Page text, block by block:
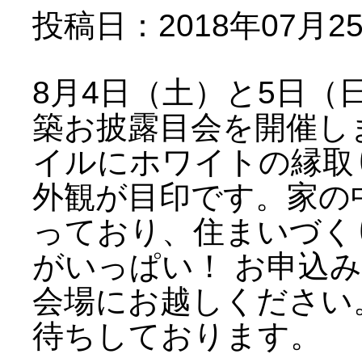
投稿日：2018年07月
8月4日（土）と5日（
築お披露目会を開催
イルにホワイトの縁
外観が目印です。家
っており、住まいづ
がいっぱい！ お申込
会場にお越しくださ
待ちしております。